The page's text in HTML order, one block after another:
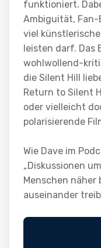
funktioniert.
Ambiguität,
viel
leisten darf. Das
wohlwollend-
die Silent Hill
Return to Silent
oder vielleicht
polarisierende
Wie Dave im
„Diskussionen
Menschen
auseinander